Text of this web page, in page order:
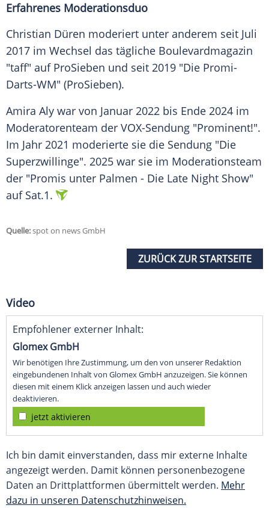
Erfahrenes Moderationsduo
Christian Düren moderiert unter anderem seit Juli
2017 im Wechsel das tägliche Boulevardmagazin
"taff" auf ProSieben und seit 2019 "Die Promi-
Darts-WM" (ProSieben).
Amira Aly war von Januar 2022 bis Ende 2024 im
Moderatorenteam der VOX-Sendung "Prominent!".
Im Jahr 2021 moderierte sie die Sendung "Die
Superzwillinge". 2025 war sie im Moderationsteam
der "Promis unter Palmen - Die Late Night Show"
auf Sat.1.
Quelle:spot on news GmbH
ZURÜCK ZUR STARTSEITE
Video
Empfohlener externer Inhalt:
Glomex GmbH
Wir benötigen Ihre Zustimmung, um den von unserer Redaktion
eingebundenen Inhalt von Glomex GmbH anzuzeigen. Sie können
diesen mit einem Klick anzeigen lassen und auch wieder
deaktivieren.
jetzt aktivieren
Ich bin damit einverstanden, dass mir externe Inhalte
angezeigt werden. Damit können personenbezogene
Daten an Drittplattformen übermittelt werden. Mehr
dazu in unseren Datenschutzhinweisen.